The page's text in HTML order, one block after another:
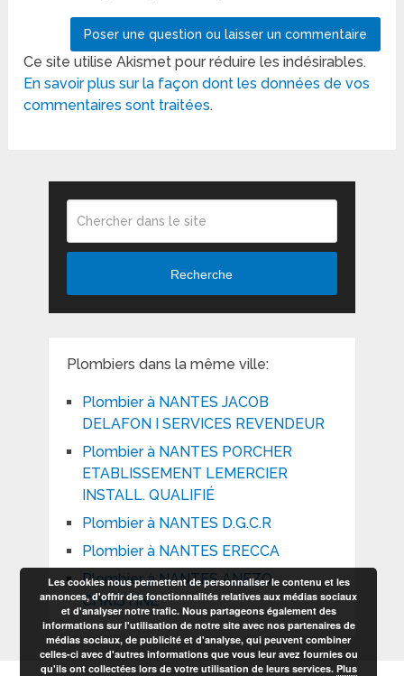
Ce site utilise Akismet pour réduire les indésirables.
En savoir plus sur la façon dont les données de vos
commentaires sont traitées.
Recherche
Plombiers dans la même ville:
Plombier à NANTES JACOB
DELAFON I SERVICES REVENDEUR
Plombier à NANTES PORCHER
ETABLISSEMENT LEMERCIER
INSTALL. QUALIFIÉ
Plombier à NANTES D.G.C.R
Plombier à NANTES ERECCA
Plombier à NANTES ANEZO
CHRISTINE
Les cookies nous permettent de personnaliser le contenu et les
annonces, d'offrir des fonctionnalités relatives aux médias sociaux
et d'analyser notre trafic. Nous partageons également des
informations sur l'utilisation de notre site avec nos partenaires de
médias sociaux, de publicité et d'analyse, qui peuvent combiner
celles-ci avec d'autres informations que vous leur avez fournies ou
qu'ils ont collectées lors de votre utilisation de leurs services. Plus